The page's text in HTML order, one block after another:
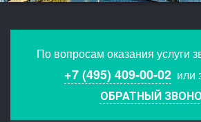
По вопросам оказания услуги
+7 (495) 409-00-02 или
ОБРАТНЫЙ